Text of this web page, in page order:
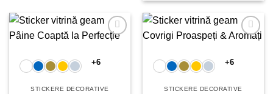
favorite!
+6
STICKERE DECORATIVE
favorite!
+6
STICKERE DECORATIVE